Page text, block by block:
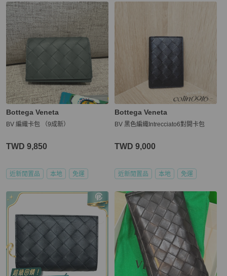
Bottega Veneta
BV 編織卡包 （9成新）
TWD 9,850
近新閒置品 本地 免運
Bottega Veneta
BV 黑色編織Intrecciato6對開卡包
TWD 9,000
近新閒置品 本地 免運